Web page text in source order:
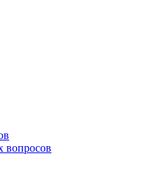
вопросов